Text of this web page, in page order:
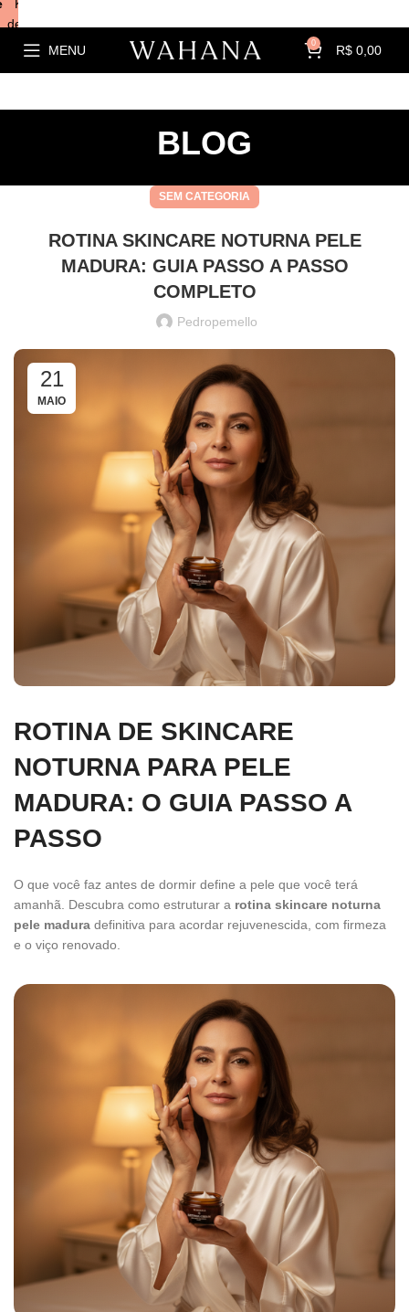
MENU 0 R$ 0,00
BLOG
SEM CATEGORIA
ROTINA SKINCARE NOTURNA PELE
MADURA: GUIA PASSO A PASSO
COMPLETO
Pedropemello
21
MAIO
ROTINA DE SKINCARE
NOTURNA PARA PELE
MADURA: O GUIA PASSO A
PASSO
O que você faz antes de dormir define a pele que você terá
amanhã. Descubra como estruturar a rotina skincare noturna
pele madura definitiva para acordar rejuvenescida, com firmeza
e o viço renovado.
Kits com
descontos!